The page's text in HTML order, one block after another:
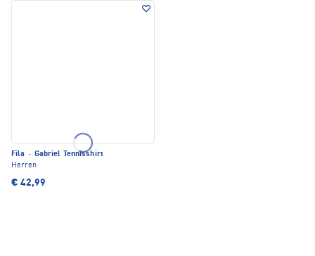
Fila · Gabriel Tennisshirt
Herren
€ 42,99